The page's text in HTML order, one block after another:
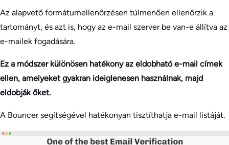
Az alapvető formátumellenőrzésen túlmenően ellenőrzik a
tartományt, és azt is, hogy az e-mail szerver be van-e állítva az
e-mailek fogadására.
Ez a módszer különösen hatékony az eldobható e-mail címek
ellen, amelyeket gyakran ideiglenesen használnak, majd
eldobják őket.
A Bouncer segítségével hatékonyan tisztíthatja e-mail listáját.